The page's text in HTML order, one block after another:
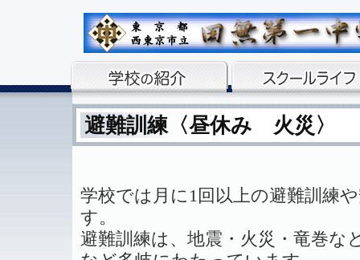
避難訓練〈昼休み 火災〉
学校では月に1回以上の避難訓練
す。
避難訓練は、地震・火災・竜巻な